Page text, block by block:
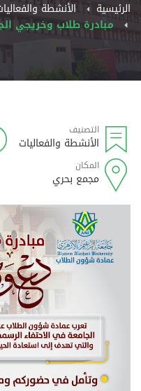
الرئيسية
الأنشطة
مبادرة طلاب وخريجي
التصنيف
الأنشطة والفعاليات
المكان
مجمع بحري